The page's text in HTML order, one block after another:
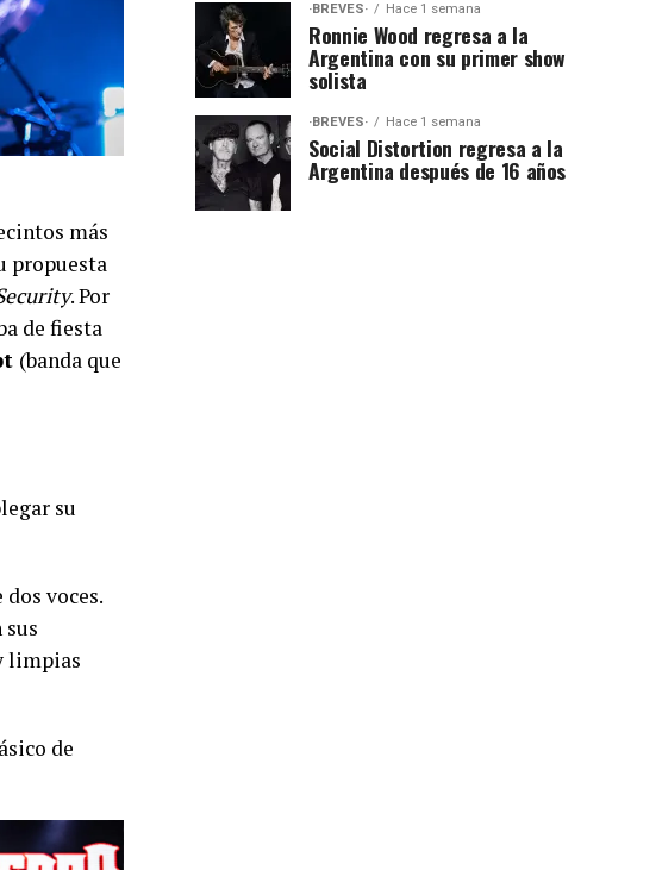
más
propuesta
. Por
de fiesta
(banda que
su
voces.
limpias
de
·BREVES· Hace 1 semana
Ronnie Wood regresa a la
Argentina con su primer show
solista
·BREVES· Hace 1 semana
Social Distortion regresa a la
Argentina después de 16 años